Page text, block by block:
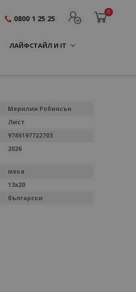
0
0800 1 25 25
ЛАЙФСТАЙЛ И IT
Мерилин Робинсън
Лист
9786197722703
2026
мека
13x20
български